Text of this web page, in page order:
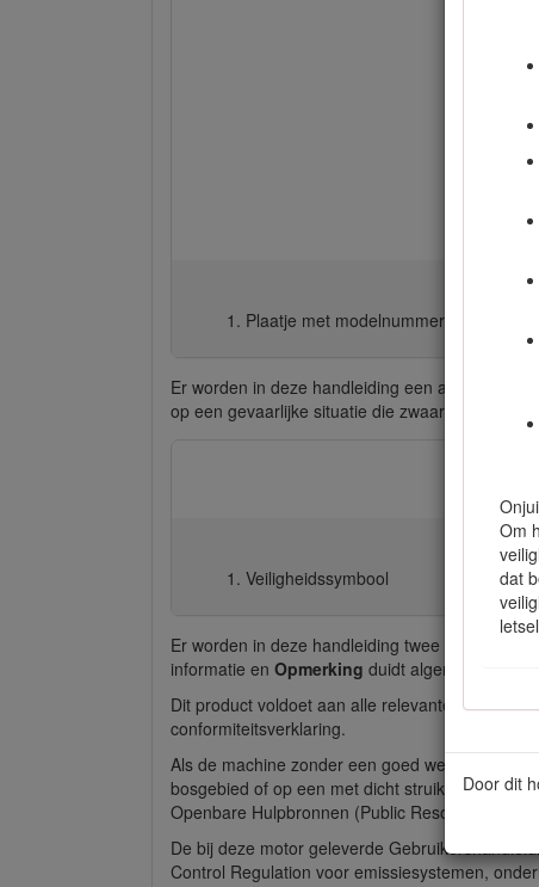
Om
dat
Door dit
Plaatje met modelnummer en
Er worden in deze handleiding een aantal
op een gevaarlijke situatie die zwaar
Veiligheidssymbool
Er worden in deze handleiding twee woorden
informatie en Opmerking duidt algemene
Dit product voldoet aan alle relevante
conformiteitsverklaring.
Als de machine zonder een goed werkende
bosgebied of op een met dicht struikgewas of
Openbare Hulpbronnen (Public Resources
De bij deze motor geleverde
Control Regulation voor emissiesystemen,